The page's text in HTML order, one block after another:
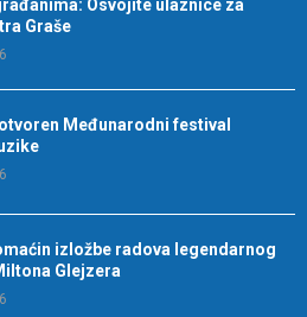
Osvojite ulaznice za
Graše
Međunarodni festival
izložbe radova legendarnog
Glejzera